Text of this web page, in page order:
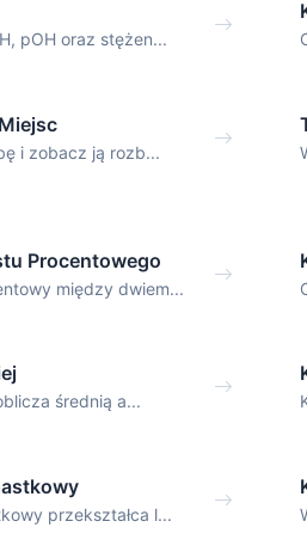
pOH oraz stężen...
i zobacz ją rozb...
Procentowego
między dwiem...
średnią a...
przekształca l...